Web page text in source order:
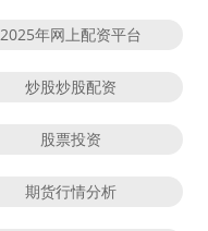
2025年网上配资平台
炒股炒股配资
股票投资
期货行情分析